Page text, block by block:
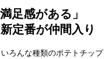
足感がある」
定番が仲間入り
ろんな種類のポテトチップ